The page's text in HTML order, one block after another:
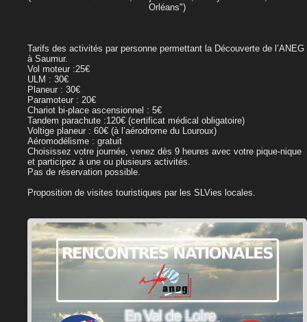
Orléans")
Tarifs des activités par personne permettant la Découverte de l’ANEG
à Saumur.
Vol moteur :25€
ULM : 30€
Planeur : 30€
Paramoteur : 20€
Chariot bi-place ascensionnel : 5€
Tandem parachute :120€ (certificat médical obligatoire)
Voltige planeur : 60€ (à l’aérodrome du Louroux)
Aéromodélisme : gratuit
Choisissez votre journée, venez dès 9 heures avec votre pique-nique
et participez à une ou plusieurs activités.
Pas de réservation possible.
Proposition de visites touristiques par les SLVies locales.